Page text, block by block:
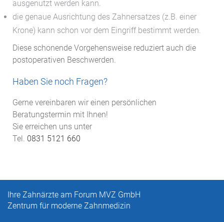
ausgenutzt werden kann.
die genaue Ausrichtung des Zahnersatzes (z.B. einer
Krone) kann schon vor dem Eingriff bestimmt werden.
Diese schonende Vorgehensweise reduziert auch die
postoperativen Beschwerden.
Haben Sie noch Fragen?
Gerne vereinbaren wir einen persönlichen
Beratungstermin mit Ihnen!
Sie erreichen uns unter
Tel. 0831 5121 660
Ihre Zahnärzte am Forum MVZ GmbH
Zentrum für moderne Zahnmedizin